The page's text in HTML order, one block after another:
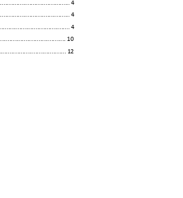
4
4
4
10
12